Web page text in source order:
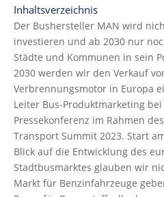
Inhaltsverzeichnis
Der Bushersteller MAN wird
investieren und ab 2030 nur
Städte und Kommunen in sein
2030 werden wir den Verkauf
Verbrennungsmotor in Europa
Leiter Bus-Produktmarketing
Pressekonferenz im Rahmen
Transport Summit 2023. Start
Blick auf die Entwicklung des
Stadtbusmarktes glauben wir
Markt für Benzinfahrzeuge